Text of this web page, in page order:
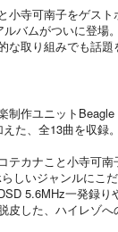
小寺可南子をゲス
ルバムがついに登場
な取り組みでも話題
制作ユニット
た、全13曲を収録。
テカナこと小寺可南
しいジャンルにこ
5.6MHz一発録り
皮した、ハイレゾへ